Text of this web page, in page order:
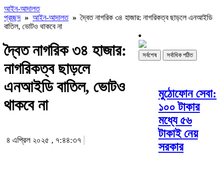
আইন-আদালত
প্রচ্ছদ » আইন-আদালত»দ্বৈত নাগরিক ৩৪ হাজার: নাগরিকত্ব ছাড়লে এনআইডি
বাতিল, ভোটও থাকবে না
দ্বৈত নাগরিক ৩৪ হাজার:
নাগরিকত্ব ছাড়লে
এনআইডি বাতিল, ভোটও
থাকবে না
৪ এপ্রিল ২০২৫ , ৭:৪৪:৩৭
সর্বশেষ সর্বাধিক পঠিত
মুঠোফোন সেবা:
১০০ টাকার
মধ্যে ৫৬
টাকাই নেয়
সরকার